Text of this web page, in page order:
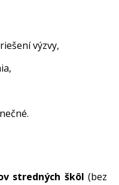
výzvy,
stredných škôl(bez